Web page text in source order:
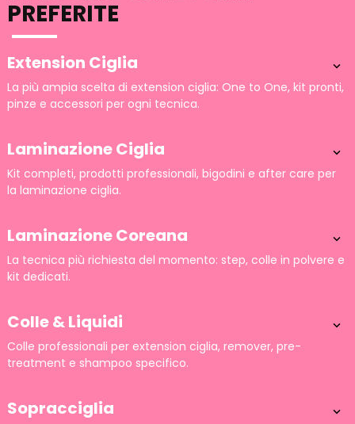
PREFERITE
Extension Ciglia 
La più ampia scelta di extension ciglia: One to One, kit pronti,
pinze e accessori per ogni tecnica.
Laminazione Ciglia 
Kit completi, prodotti professionali, bigodini e after care per
la laminazione ciglia.
Laminazione Coreana 
La tecnica più richiesta del momento: step, colle in polvere e
kit dedicati.
Colle & Liquidi 
Colle professionali per extension ciglia, remover, pre-
treatment e shampoo specifico.
Sopracciglia 